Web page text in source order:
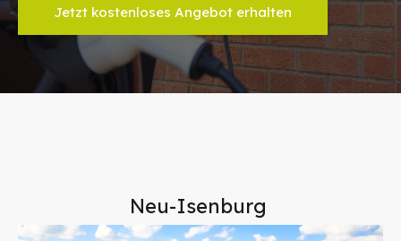
Jetzt kostenloses Angebot erhalten
Neu-Isenburg